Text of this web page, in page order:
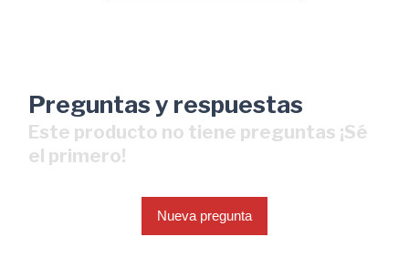
Preguntas y respuestas
Este producto no tiene preguntas ¡Sé
el primero!
Nueva pregunta